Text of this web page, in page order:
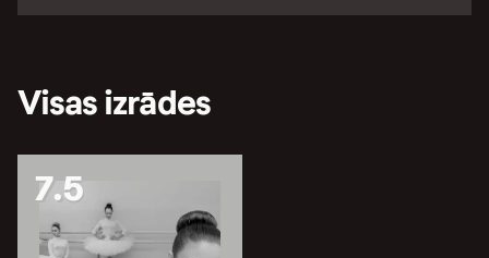
Visas izrādes
7.5